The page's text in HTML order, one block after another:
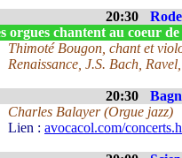
20:30
orgues chantent au coeur de
Thimoté Bougon, chant et
Renaissance, J.S. Bach,
20:30
Charles Balayer (Orgue jazz)
Lien : avocacol.com/